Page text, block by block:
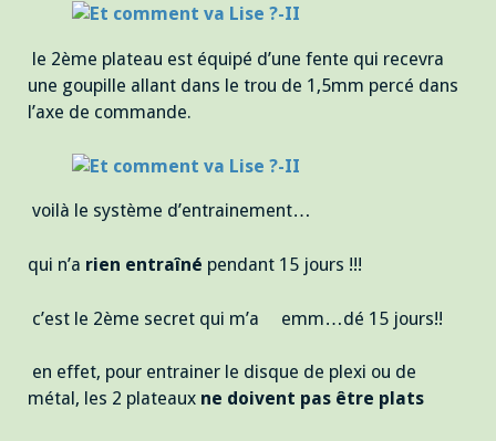
le 2ème plateau est équipé d’une fente qui recevra
une goupille allant dans le trou de 1,5mm percé dans
l’axe de commande.
voilà le système d’entrainement…
qui n’a rien entraîné pendant 15 jours !!!
c’est le 2ème secret qui m’a emm…dé 15 jours!!
en effet, pour entrainer le disque de plexi ou de
métal, les 2 plateaux ne doivent pas être plats